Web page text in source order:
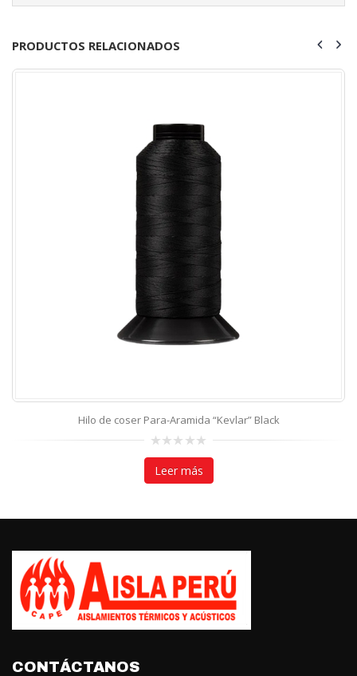
PRODUCTOS RELACIONADOS
Hilo de coser Para-Aramida “Kevlar” Black
0
out
5
Leer más
CONTÁCTANOS